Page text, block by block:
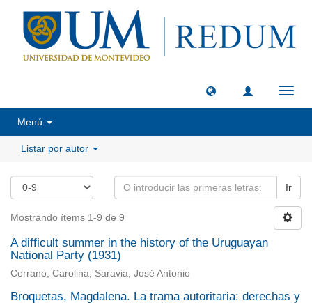
Menú
Listar por autor
Ir
Mostrando ítems 1-9 de 9
A difficult summer in the history of the Uruguayan
National Party (1931)
Cerrano, Carolina; Saravia, José Antonio
Broquetas, Magdalena. La trama autoritaria: derechas y